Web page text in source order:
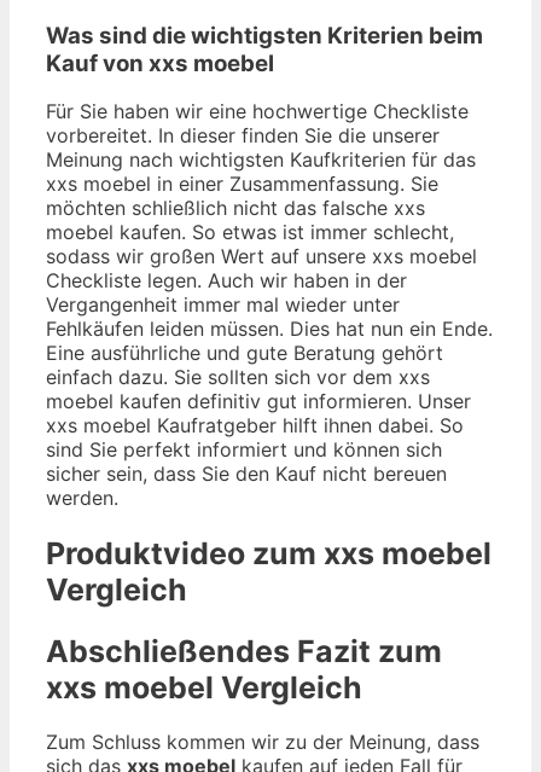
Was sind die wichtigsten Kriterien beim
Kauf von xxs moebel
Für Sie haben wir eine hochwertige Checkliste
vorbereitet. In dieser finden Sie die unserer
Meinung nach wichtigsten Kaufkriterien für das
xxs moebel in einer Zusammenfassung. Sie
möchten schließlich nicht das falsche xxs
moebel kaufen. So etwas ist immer schlecht,
sodass wir großen Wert auf unsere xxs moebel
Checkliste legen. Auch wir haben in der
Vergangenheit immer mal wieder unter
Fehlkäufen leiden müssen. Dies hat nun ein Ende.
Eine ausführliche und gute Beratung gehört
einfach dazu. Sie sollten sich vor dem xxs
moebel kaufen definitiv gut informieren. Unser
xxs moebel Kaufratgeber hilft ihnen dabei. So
sind Sie perfekt informiert und können sich
sicher sein, dass Sie den Kauf nicht bereuen
werden.
Produktvideo zum xxs moebel
Vergleich
Abschließendes Fazit zum
xxs moebel Vergleich
Zum Schluss kommen wir zu der Meinung, dass
sich das xxs moebel kaufen auf jeden Fall für